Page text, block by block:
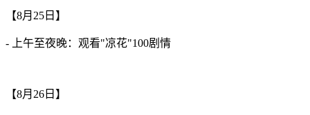
【8月25日】
- 上午至夜晚：观看"凉花"100剧情
【8月26日】